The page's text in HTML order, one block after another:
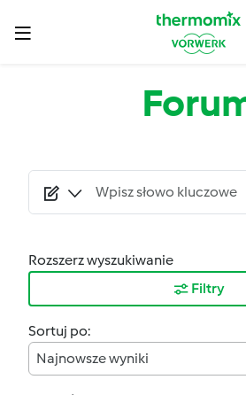
Rozszerz wyszukiwanie
Filtry
Sortuj po:
Najnowsze wyniki